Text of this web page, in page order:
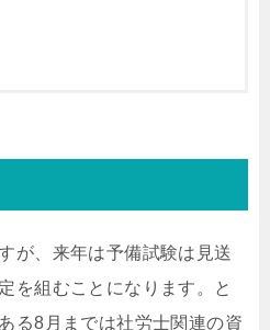
が、来年は予備試験は見送
を組むことになります。と
る8月までは社労士関連の資